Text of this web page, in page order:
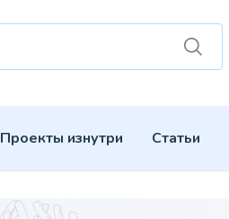
Проекты изнутри Статьи